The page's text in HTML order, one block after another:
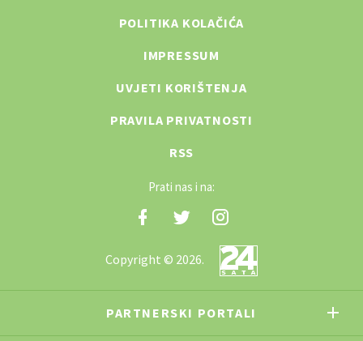
POLITIKA KOLAČIĆA
IMPRESSUM
UVJETI KORIŠTENJA
PRAVILA PRIVATNOSTI
RSS
Prati nas i na:
Copyright © 2026.
PARTNERSKI PORTALI